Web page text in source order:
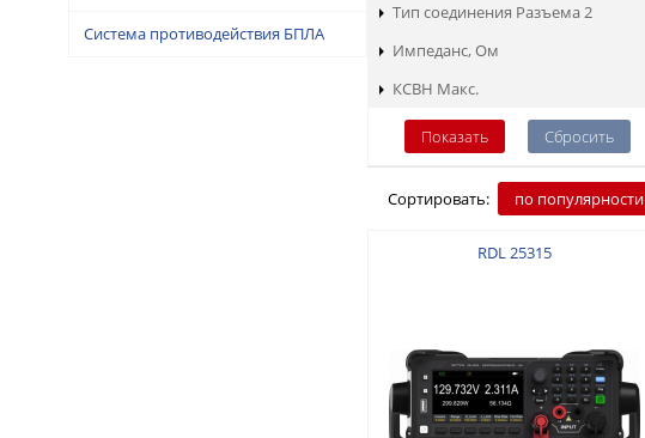
Система противодействия БПЛА
Тип соединения Разъема 2
Импеданс, Ом
КСВН Макс.
Сортировать: по популярности
RDL 25315